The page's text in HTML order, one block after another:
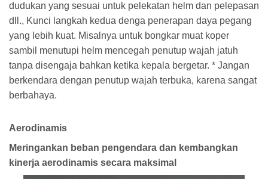
dudukan yang sesuai untuk pelekatan helm dan pelepasan
dll., Kunci langkah kedua denga penerapan daya pegang
yang lebih kuat. Misalnya untuk bongkar muat koper
sambil menutupi helm mencegah penutup wajah jatuh
tanpa disengaja bahkan ketika kepala bergetar. * Jangan
berkendara dengan penutup wajah terbuka, karena sangat
berbahaya.
Aerodinamis
Meringankan beban pengendara dan kembangkan
kinerja aerodinamis secara maksimal